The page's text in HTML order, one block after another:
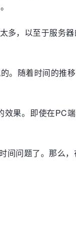
多，以至于服务
。随着时间的推
果。即使在PC
间问题了。那么